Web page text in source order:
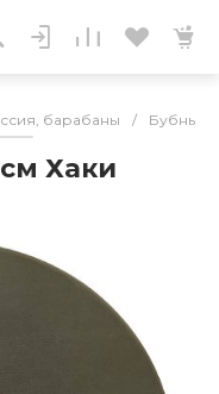
барабаны / Бубны
Хаки